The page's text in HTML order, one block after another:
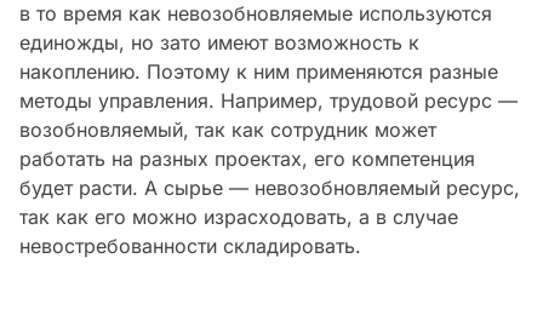
в то время как невозобновляемые используются
единожды, но зато имеют возможность к
накоплению. Поэтому к ним применяются разные
методы управления. Например, трудовой ресурс —
возобновляемый, так как сотрудник может
работать на разных проектах, его компетенция
будет расти. А сырье — невозобновляемый ресурс,
так как его можно израсходовать, а в случае
невостребованности складировать.